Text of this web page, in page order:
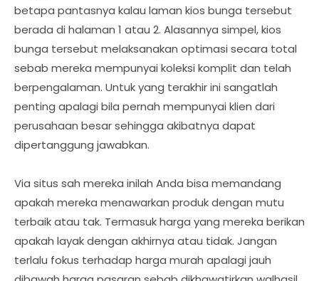
betapa pantasnya kalau laman kios bunga tersebut
berada di halaman 1 atau 2. Alasannya simpel, kios
bunga tersebut melaksanakan optimasi secara total
sebab mereka mempunyai koleksi komplit dan telah
berpengalaman. Untuk yang terakhir ini sangatlah
penting apalagi bila pernah mempunyai klien dari
perusahaan besar sehingga akibatnya dapat
dipertanggung jawabkan.
Via situs sah mereka inilah Anda bisa memandang
apakah mereka menawarkan produk dengan mutu
terbaik atau tak. Termasuk harga yang mereka berikan
apakah layak dengan akhirnya atau tidak. Jangan
terlalu fokus terhadap harga murah apalagi jauh